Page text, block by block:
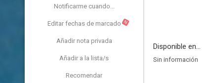
Notificarme cuando...
Editar fechas de marcado N
Añadir nota privada
Añadir a la lista/s
Recomendar
Disponible en...
Sin información